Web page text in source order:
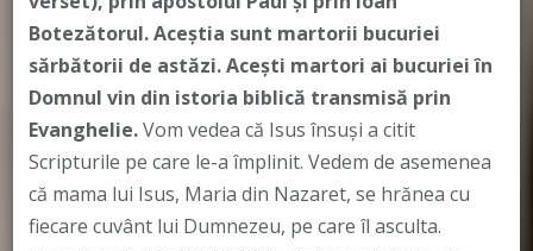
Botezătorul. Aceștia sunt martorii bucuriei
sărbătorii de astăzi. Aceşti martori ai bucuriei în
Domnul vin din istoria biblică transmisă prin
Evanghelie.Vom vedea că Isus însuşi a citit
Scripturile pe care le-a împlinit. Vedem de asemenea
că mama lui Isus, Maria din Nazaret, se hrănea cu
fiecare cuvânt lui Dumnezeu, pe care îl asculta.